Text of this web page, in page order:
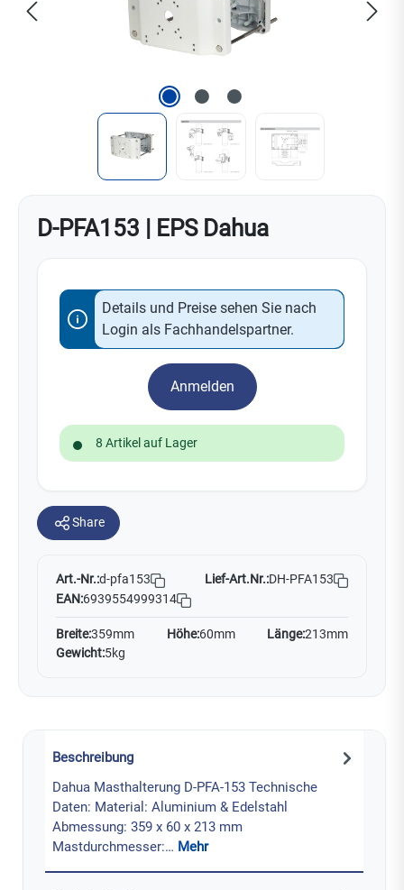
D-PFA153 | EPS Dahua
Details und Preise sehen Sie nach
Login als Fachhandelspartner.
Anmelden
8 Artikel auf Lager
Share
Art.-Nr.:d-pfa153 Lief-Art.Nr.:DH-PFA153
EAN:6939554999314
Breite:359mm Höhe:60mm Länge:213mm
Gewicht:5kg
Beschreibung
Dahua Masthalterung D-PFA-153 Technische
Daten: Material: Aluminium & Edelstahl
Abmessung: 359 x 60 x 213 mm
Mastdurchmesser:… Mehr